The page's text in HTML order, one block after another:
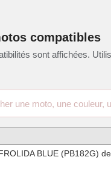
compatibles
sont affichées.
BLUE (PB182G)